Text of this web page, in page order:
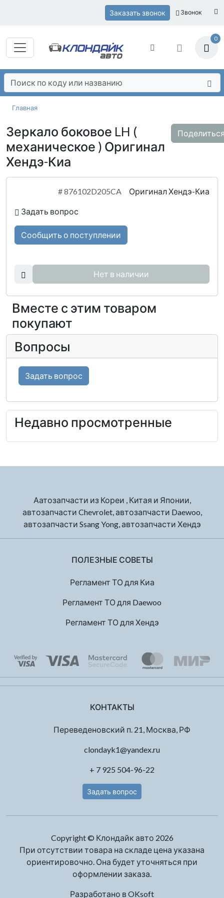
Заказать звонок Звонок
0
Главная
Зеркало боковое LH (
механическое ) Оригинал
Хендэ-Киа
#876102D205CA Оригинал Хендэ-Киа
Задать вопрос
Сообщить о поступлении
Нет в наличии
Вместе с этим товаром
покупают
Вопросы
Задать вопрос
Недавно просмотренные
Аатозапчасти из Кореи , Китая и Японии,
автозапчасти Chevrolet, автозапчасти Daewoo,
автозапчасти Ssang Yong, автозапчасти Хендэ
ПОЛЕЗНЫЕ СОВЕТЫ
Регламент ТО для Киа
Регламент ТО для Daewoo
Регламент ТО для Хендэ
КОНТАКТЫ
Переведеновский п. 21, Москва, РФ
clondayk1@yandex.ru
+ 7 925 504-96-22
Задать вопрос
Copyright © Клондайк авто 2026
При отсутствии товара на складе цена указана
ориентировочно. Она будет уточняться при
оформлении заказа.
Разработано в OKsoft